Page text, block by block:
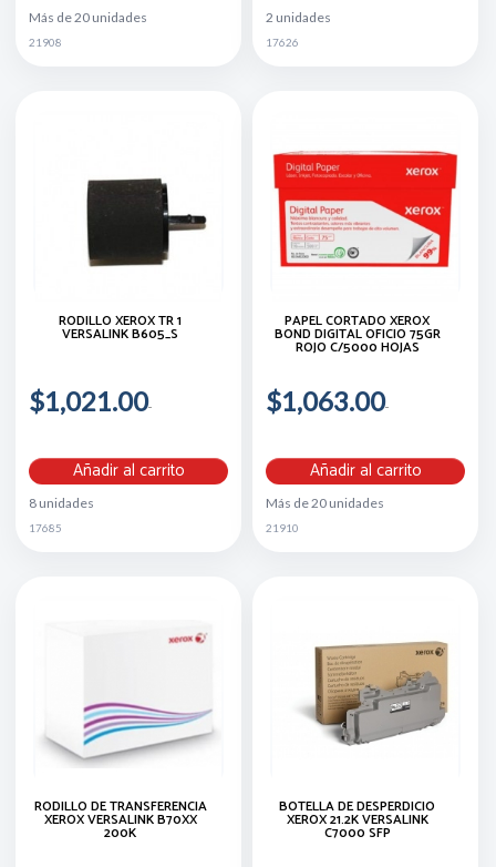
Más de 20 unidades
21908
2 unidades
17626
RODILLO XEROX TR 1
VERSALINK B605_S
$1,021.00
Añadir al carrito
8 unidades
17685
PAPEL CORTADO XEROX
BOND DIGITAL OFICIO 75GR
ROJO C/5000 HOJAS
$1,063.00
Añadir al carrito
Más de 20 unidades
21910
RODILLO DE TRANSFERENCIA
XEROX VERSALINK B70XX
200K
BOTELLA DE DESPERDICIO
XEROX 21.2K VERSALINK
C7000 SFP